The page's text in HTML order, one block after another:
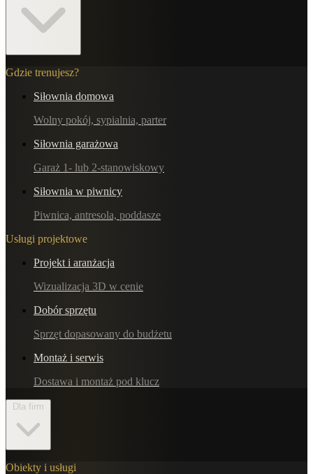
Gdzie trenujesz?
Siłownia domowa
Wolny pokój, sypialnia, parter
Siłownia garażowa
Garaż 1- lub 2-stanowiskowy
Siłownia w piwnicy
Piwnica, antresola, poddasze
Usługi projektowe
Projekt i aranżacja
Wizualizacja 3D w cenie
Dobór sprzętu
Sprzęt dopasowany do budżetu
Montaż i serwis
Dostawa i montaż pod klucz
Obiekty i usługi